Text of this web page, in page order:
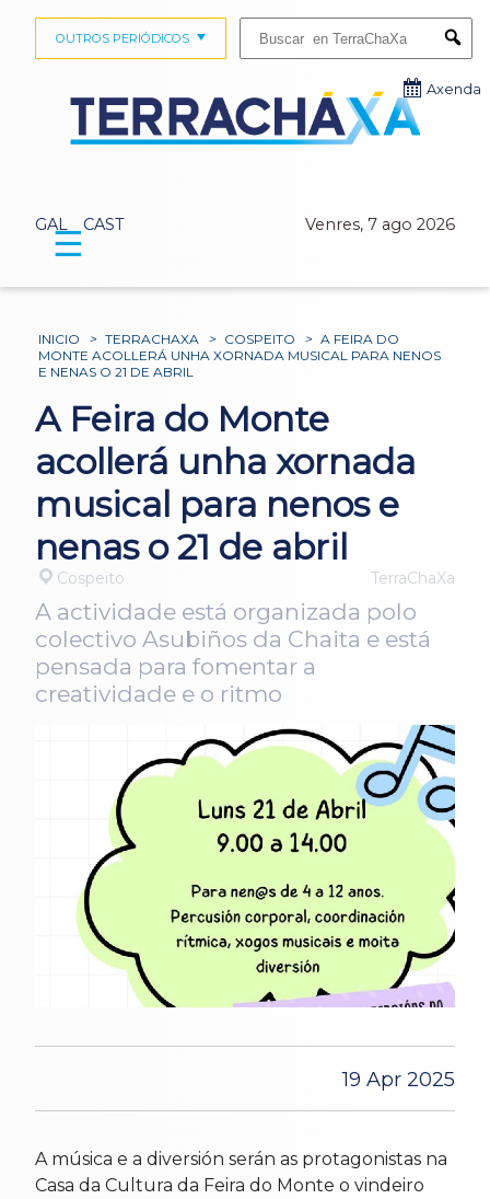
GAL CAST Venres, 7 ago 2026
OUTROS PERIÓDICOS
Axenda
☰
INICIO > TERRACHAXA > COSPEITO > A FEIRA DO
MONTE ACOLLERÁ UNHA XORNADA MUSICAL PARA NENOS
E NENAS O 21 DE ABRIL
A Feira do Monte
acollerá unha xornada
musical para nenos e
nenas o 21 de abril
Cospeito TerraChaXa
A actividade está organizada polo
colectivo Asubiños da Chaita e está
pensada para fomentar a
creatividade e o ritmo
19 Apr 2025
A música e a diversión serán as protagonistas na
Casa da Cultura da Feira do Monte o vindeiro